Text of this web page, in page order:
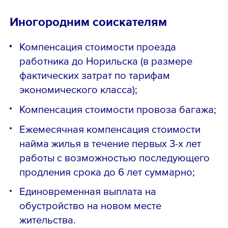
Иногородним соискателям
Компенсация стоимости проезда
работника до Норильска (в размере
фактических затрат по тарифам
экономического класса);
Компенсация стоимости провоза багажа;
Ежемесячная компенсация стоимости
найма жилья в течение первых 3-х лет
работы с возможностью последующего
продления срока до 6 лет суммарно;
Единовременная выплата на
обустройство на новом месте
жительства.